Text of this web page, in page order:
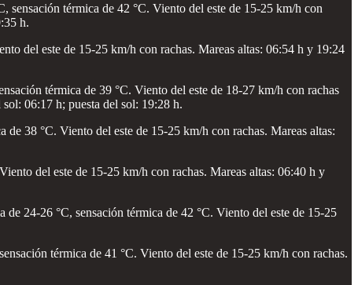
térmica de 42 °C. Viento del este de 15-25 km/h con
h.
del este de 15-25 km/h con rachas. Mareas altas: 06:54 h y 19:24
térmica de 39 °C. Viento del este de 18-27 km/h con rachas
06:17 h; puesta del sol: 19:28 h.
38 °C. Viento del este de 15-25 km/h con rachas. Mareas altas:
del este de 15-25 km/h con rachas. Mareas altas: 06:40 h y
24-26 °C, sensación térmica de 42 °C. Viento del este de 15-25
térmica de 41 °C. Viento del este de 15-25 km/h con rachas.